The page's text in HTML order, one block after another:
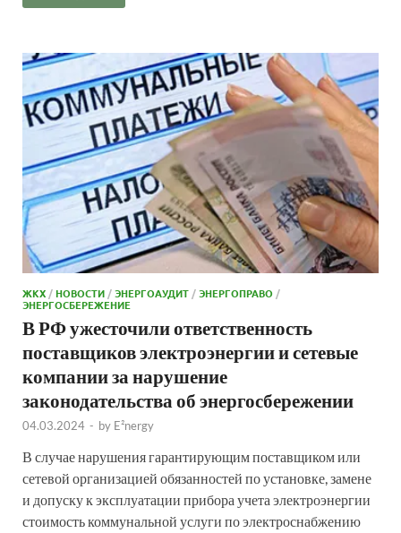
ЖКХ/НОВОСТИ/ЭНЕРГОАУДИТ/ЭНЕРГОПРАВО /
ЭНЕРГОСБЕРЕЖЕНИЕ
В РФ ужесточили ответственность
поставщиков электроэнергии и сетевые
компании за нарушение
законодательства об энергосбережении
04.03.2024 - by E²nergy
В случае нарушения гарантирующим поставщиком или
сетевой организацией обязанностей по установке, замене
и допуску к эксплуатации прибора учета электроэнергии
стоимость коммунальной услуги по электроснабжению